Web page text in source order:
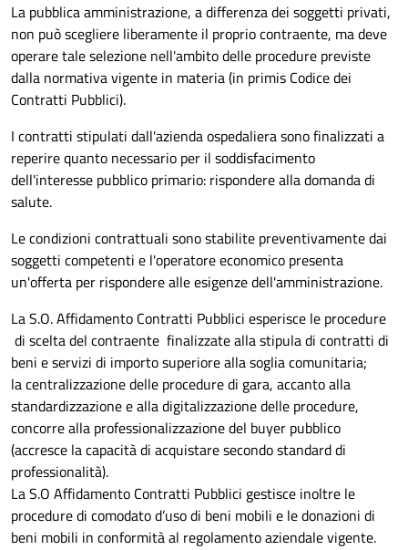
La pubblica amministrazione, a differenza dei soggetti privati,
non può scegliere liberamente il proprio contraente, ma deve
operare tale selezione nell'ambito delle procedure previste
dalla normativa vigente in materia (in primis Codice dei
Contratti Pubblici).
I contratti stipulati dall'azienda ospedaliera sono finalizzati a
reperire quanto necessario per il soddisfacimento
dell'interesse pubblico primario: rispondere alla domanda di
salute.
Le condizioni contrattuali sono stabilite preventivamente dai
soggetti competenti e l'operatore economico presenta
un'offerta per rispondere alle esigenze dell'amministrazione.
La S.O. Affidamento Contratti Pubblici esperisce le procedure
di scelta del contraente finalizzate alla stipula di contratti di
beni e servizi di importo superiore alla soglia comunitaria;
la centralizzazione delle procedure di gara, accanto alla
standardizzazione e alla digitalizzazione delle procedure,
concorre alla professionalizzazione del buyer pubblico
(accresce la capacità di acquistare secondo standard di
professionalità).
La S.O Affidamento Contratti Pubblici gestisce inoltre le
procedure di comodato d’uso di beni mobili e le donazioni di
beni mobili in conformità al regolamento aziendale vigente.